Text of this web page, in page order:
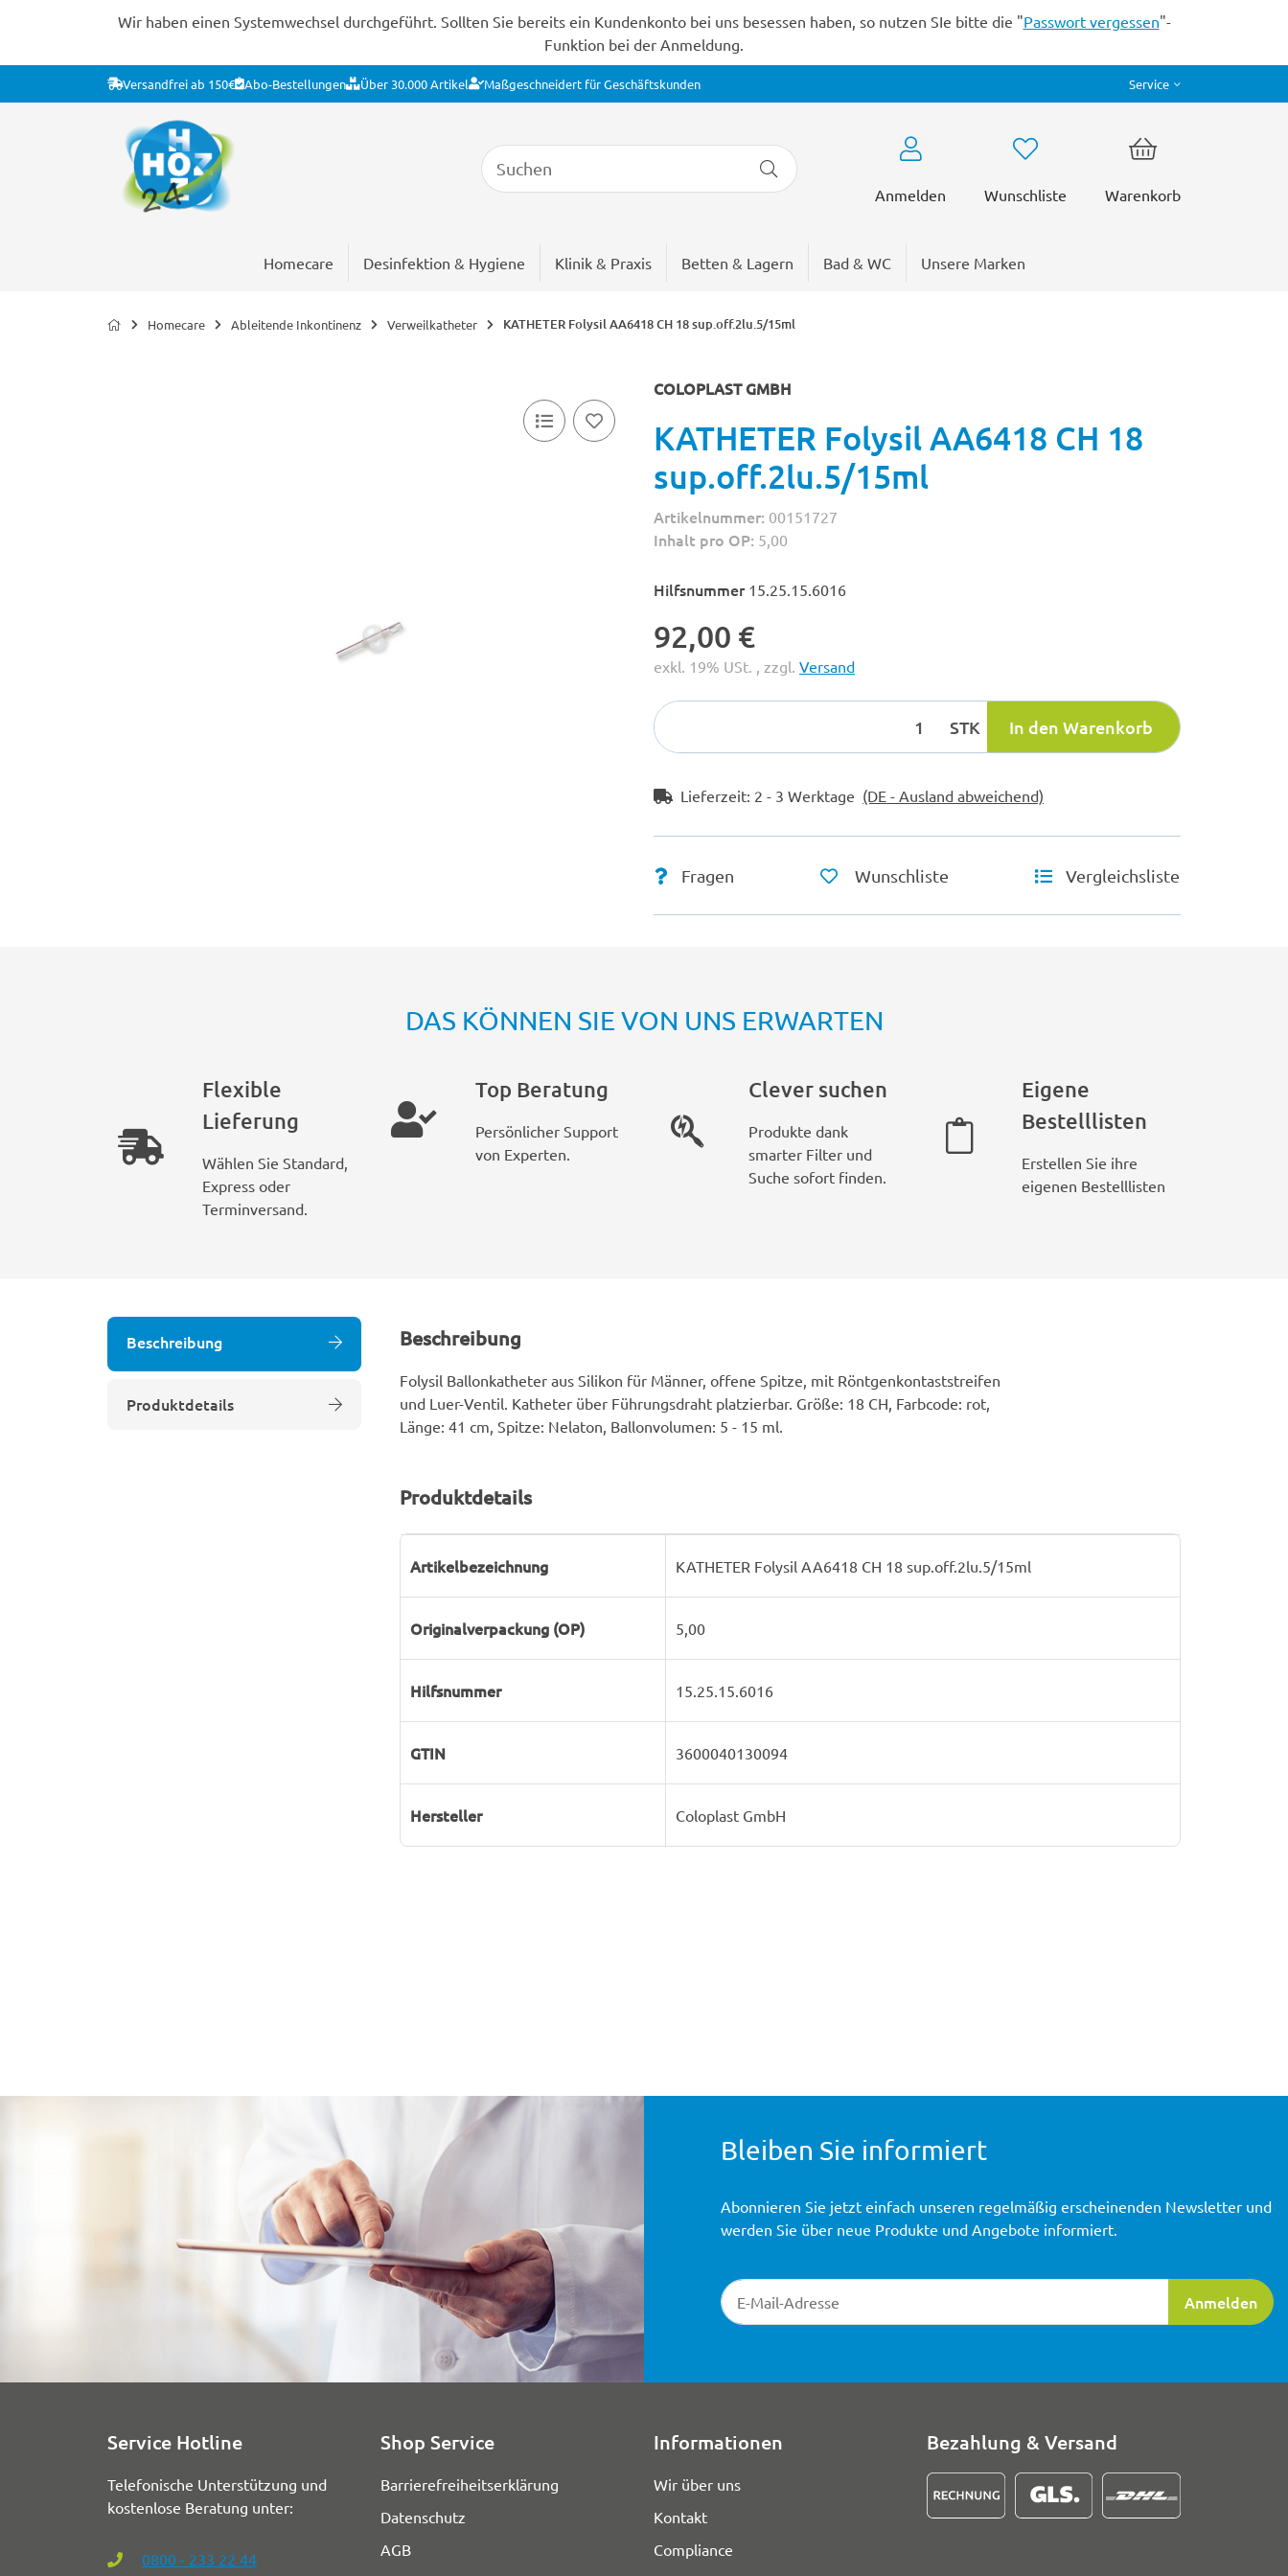
Wir haben einen Systemwechsel durchgeführt. Sollten Sie bereits ein Kundenkonto bei uns besessen haben, so nutzen SIe bitte die "Passwort vergessen"-
Funktion bei der Anmeldung.
Versandfrei ab 150€ Abo-Bestellungen Über 30.000 Artikel Maßgeschneidert für Geschäftskunden Service
Anmelden Wunschliste Warenkorb
Homecare Desinfektion & Hygiene Klinik & Praxis Betten & Lagern Bad & WC Unsere Marken
Homecare Ableitende Inkontinenz Verweilkatheter KATHETER Folysil AA6418 CH 18 sup.off.2lu.5/15ml
COLOPLAST GMBH
KATHETER Folysil AA6418 CH 18
sup.off.2lu.5/15ml
Artikelnummer: 00151727
Inhalt pro OP: 5,00
Hilfsnummer 15.25.15.6016
92,00 €
exkl. 19% USt. , zzgl. Versand
STK In den Warenkorb
Lieferzeit: 2 - 3 Werktage (DE - Ausland abweichend)
Fragen Wunschliste Vergleichsliste
DAS KÖNNEN SIE VON UNS ERWARTEN
Flexible
Lieferung
Wählen Sie Standard,
Express oder
Terminversand.
Top Beratung
Persönlicher Support
von Experten.
Clever suchen
Produkte dank
smarter Filter und
Suche sofort finden.
Eigene
Bestelllisten
Erstellen Sie ihre
eigenen Bestelllisten
Beschreibung
Produktdetails
Beschreibung
Folysil Ballonkatheter aus Silikon für Männer, offene Spitze, mit Röntgenkontaststreifen
und Luer-Ventil. Katheter über Führungsdraht platzierbar. Größe: 18 CH, Farbcode: rot,
Länge: 41 cm, Spitze: Nelaton, Ballonvolumen: 5 - 15 ml.
Produktdetails
Artikelbezeichnung KATHETER Folysil AA6418 CH 18 sup.off.2lu.5/15ml
Originalverpackung (OP) 5,00
Hilfsnummer 15.25.15.6016
GTIN 3600040130094
Hersteller Coloplast GmbH
Bleiben Sie informiert
Newsletter-Registrierung
Anmelden
Abonnieren Sie jetzt einfach unseren regelmäßig erscheinenden Newsletter und
werden Sie über neue Produkte und Angebote informiert.
Service Hotline
Telefonische Unterstützung und
kostenlose Beratung unter:
0800 - 233 22 44
Shop Service
Barrierefreiheitserklärung
Datenschutz
AGB
Informationen
Wir über uns
Kontakt
Compliance
Bezahlung & Versand